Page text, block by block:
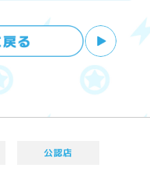
公認店